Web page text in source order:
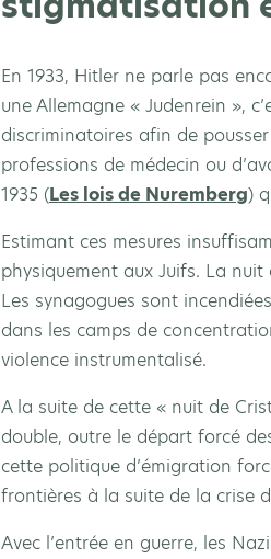
En 1933, Hitler ne parle pas
une Allemagne « Judenrein »,
discriminatoires afin de
professions de médecin ou
1935 (Les lois de Nuremberg)
Estimant ces mesures
physiquement aux Juifs. La
Les synagogues sont
dans les camps de
violence instrumentalisé.
A la suite de cette « nuit de
double, outre le départ forcé
cette politique d’émigration
frontières à la suite de la crise
Avec l’entrée en guerre, les